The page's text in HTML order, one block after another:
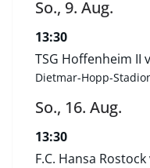
So., 9. Aug.
13:30
TSG Hoffenheim II
Dietmar-Hopp-
So., 16. Aug.
13:30
F.C. Hansa